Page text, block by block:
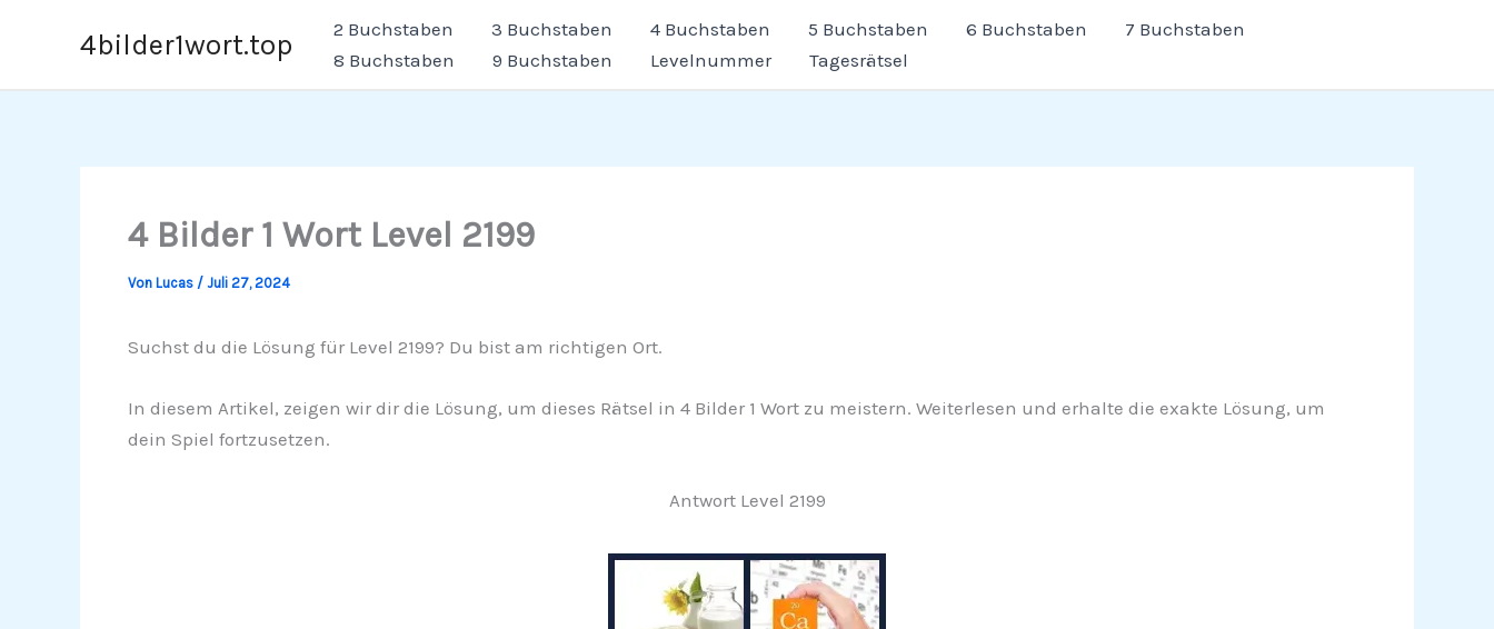
4bilder1wort.top 2 Buchstaben 3 Buchstaben 4 Buchstaben 5 Buchstaben 6 Buchstaben
7 Buchstaben
8 Buchstaben
9 Buchstaben Levelnummer Tagesrätsel
4 Bilder 1 Wort Level 2199
Von Lucas / Juli 27, 2024
Suchst du die Lösung für Level 2199? Du bist am richtigen Ort.
In diesem Artikel, zeigen wir dir die Lösung, um dieses Rätsel in 4 Bilder 1 Wort zu meistern. Weiterlesen und erhalte die exakte Lösung, um
dein Spiel fortzusetzen.
Antwort Level 2199